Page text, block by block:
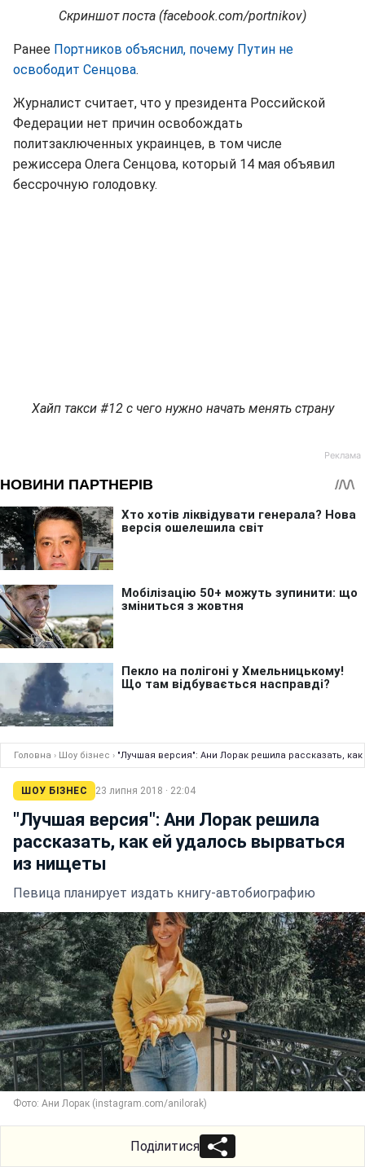
Скриншот поста (facebook.com/portnikov)
Ранее Портников объяснил, почему Путин не
освободит Сенцова.
Журналист считает, что у президента Российской
Федерации нет причин освобождать
политзаключенных украинцев, в том числе
режиссера Олега Сенцова, который 14 мая объявил
бессрочную голодовку.
Хайп такси #12 с чего нужно начать менять страну
Головна › Шоу бізнес › "Лучшая версия": Ани Лорак решила рассказать,
ШОУ БІЗНЕС 23 липня 2018 · 22:04
"Лучшая версия": Ани Лорак решила
рассказать, как ей удалось вырваться
из нищеты
Певица планирует издать книгу-автобиографию
Фото: Ани Лорак (instagram.com/anilorak)
Поділитися